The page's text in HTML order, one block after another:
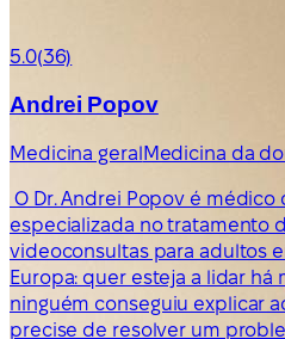
5.0(36)
Andrei Popov
Medicina geralMedicina da
O Dr. Andrei Popov é
especializada no tratamento
videoconsultas para adultos
Europa: quer esteja a lidar
ninguém conseguiu explicar
precise de resolver um